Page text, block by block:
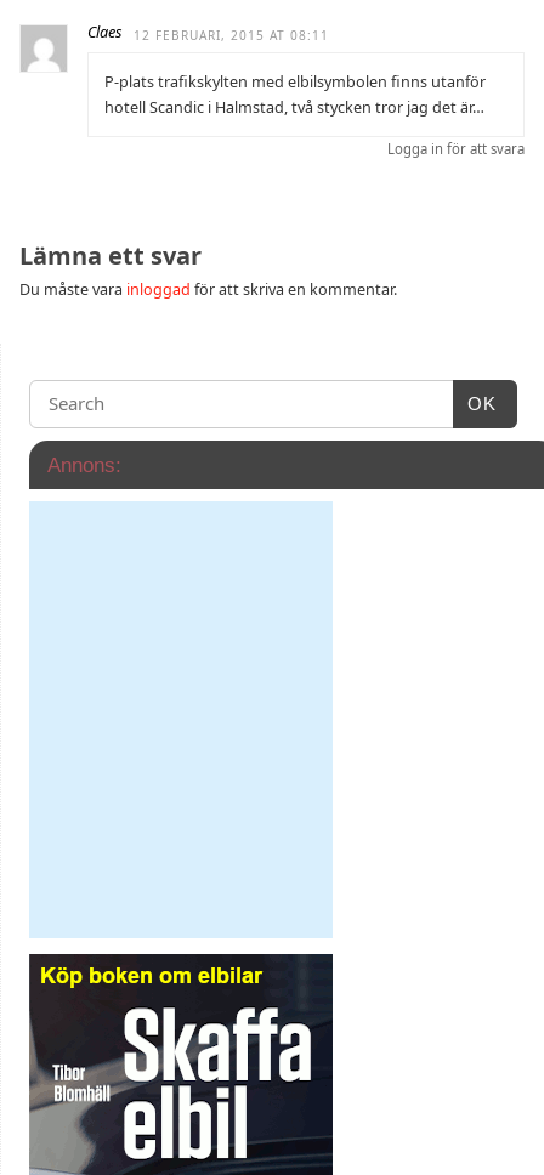
Claes 12 FEBRUARI, 2015 AT 08:11
P-plats trafikskylten med elbilsymbolen finns utanför
hotell Scandic i Halmstad, två stycken tror jag det är…
Logga in för att svara
Lämna ett svar
Du måste vara inloggad för att skriva en kommentar.
OK
Annons: